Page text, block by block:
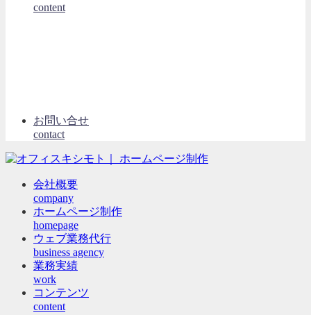
content
お問い合せ
contact
会社概要
company
ホームページ制作
homepage
ウェブ業務代行
business agency
業務実績
work
コンテンツ
content